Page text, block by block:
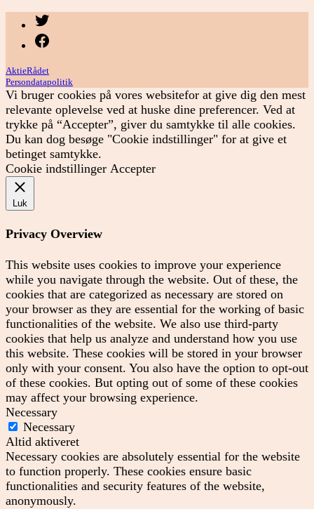
AktieRådet
Persondatapolitik
Vi bruger cookies på vores websitefor at give dig den mest
relevante oplevelse ved at huske dine preferencer. Ved at
trykke på “Accepter”, giver du samtykke til alle cookies.
Du kan dog besøge "Cookie indstillinger" for at give et
betinget samtykke.
Cookie indstillinger Accepter
Luk
Privacy Overview
This website uses cookies to improve your experience
while you navigate through the website. Out of these, the
cookies that are categorized as necessary are stored on
your browser as they are essential for the working of basic
functionalities of the website. We also use third-party
cookies that help us analyze and understand how you use
this website. These cookies will be stored in your browser
only with your consent. You also have the option to opt-out
of these cookies. But opting out of some of these cookies
may affect your browsing experience.
Necessary
Necessary
Altid aktiveret
Necessary cookies are absolutely essential for the website
to function properly. These cookies ensure basic
functionalities and security features of the website,
anonymously.